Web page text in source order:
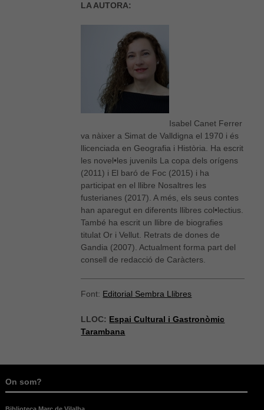
LA AUTORA:
Isabel Canet Ferrer
va nàixer a Simat de Valldigna el 1970 i és
llicenciada en Geografia i Història. Ha escrit
les novel•les juvenils La copa dels orígens
(2011) i El baró de Foc (2015) i ha
participat en el llibre Nosaltres les
fusterianes (2017). A més, els seus contes
han aparegut en diferents llibres col•lectius.
També ha escrit un llibre de biografies
titulat Or i Vellut. Retrats de dones de
Gandia (2007). Actualment forma part del
consell de redacció de Caràcters.
Font: Editorial Sembra Llibres
LLOC: Espai Cultural i Gastronòmic
Tarambana
On som?
Biblioteca Marc de Vilalba
Necessàries
Aquestes
són